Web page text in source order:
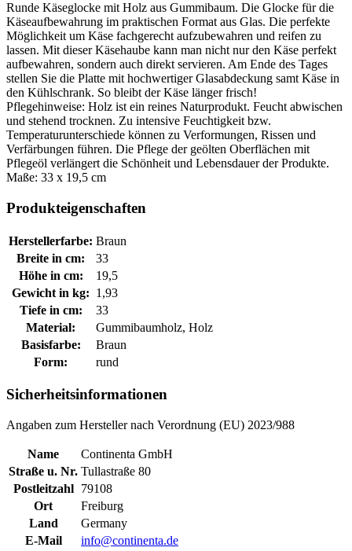
Runde Käseglocke mit Holz aus Gummibaum. Die Glocke für die
Käseaufbewahrung im praktischen Format aus Glas. Die perfekte
Möglichkeit um Käse fachgerecht aufzubewahren und reifen zu
lassen. Mit dieser Käsehaube kann man nicht nur den Käse perfekt
aufbewahren, sondern auch direkt servieren. Am Ende des Tages
stellen Sie die Platte mit hochwertiger Glasabdeckung samt Käse in
den Kühlschrank. So bleibt der Käse länger frisch!
Pflegehinweise: Holz ist ein reines Naturprodukt. Feucht abwischen
und stehend trocknen. Zu intensive Feuchtigkeit bzw.
Temperaturunterschiede können zu Verformungen, Rissen und
Verfärbungen führen. Die Pflege der geölten Oberflächen mit
Pflegeöl verlängert die Schönheit und Lebensdauer der Produkte.
Maße: 33 x 19,5 cm
Produkteigenschaften
Herstellerfarbe: Braun
Breite in cm:
33
Höhe in cm:
19,5
Gewicht in kg: 1,93
Tiefe in cm:
33
Material:
Gummibaumholz, Holz
Basisfarbe:
Braun
Form:
rund
Sicherheitsinformationen
Angaben zum Hersteller nach Verordnung (EU) 2023/988
Name
Continenta GmbH
Straße u. Nr. Tullastraße 80
Postleitzahl
79108
Ort
Freiburg
Land
Germany
E-Mail
info@continenta.de